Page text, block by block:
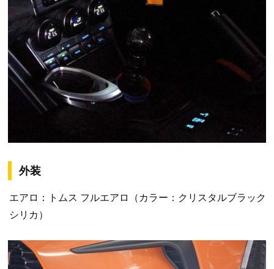
外装
エアロ：トムス フルエアロ（カラー：クリスタルブラック
シリカ）